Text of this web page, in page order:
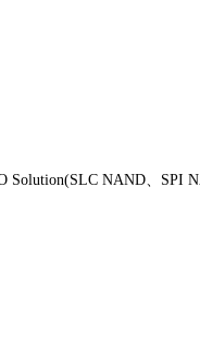
NAND、SPI